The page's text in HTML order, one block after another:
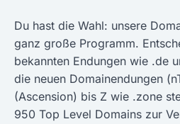
Du hast die Wahl: unsere
ganz große Programm.
bekannten Endungen wie .de
die neuen Domainendungen
(Ascension) bis Z wie .zone
950 Top Level Domains zur